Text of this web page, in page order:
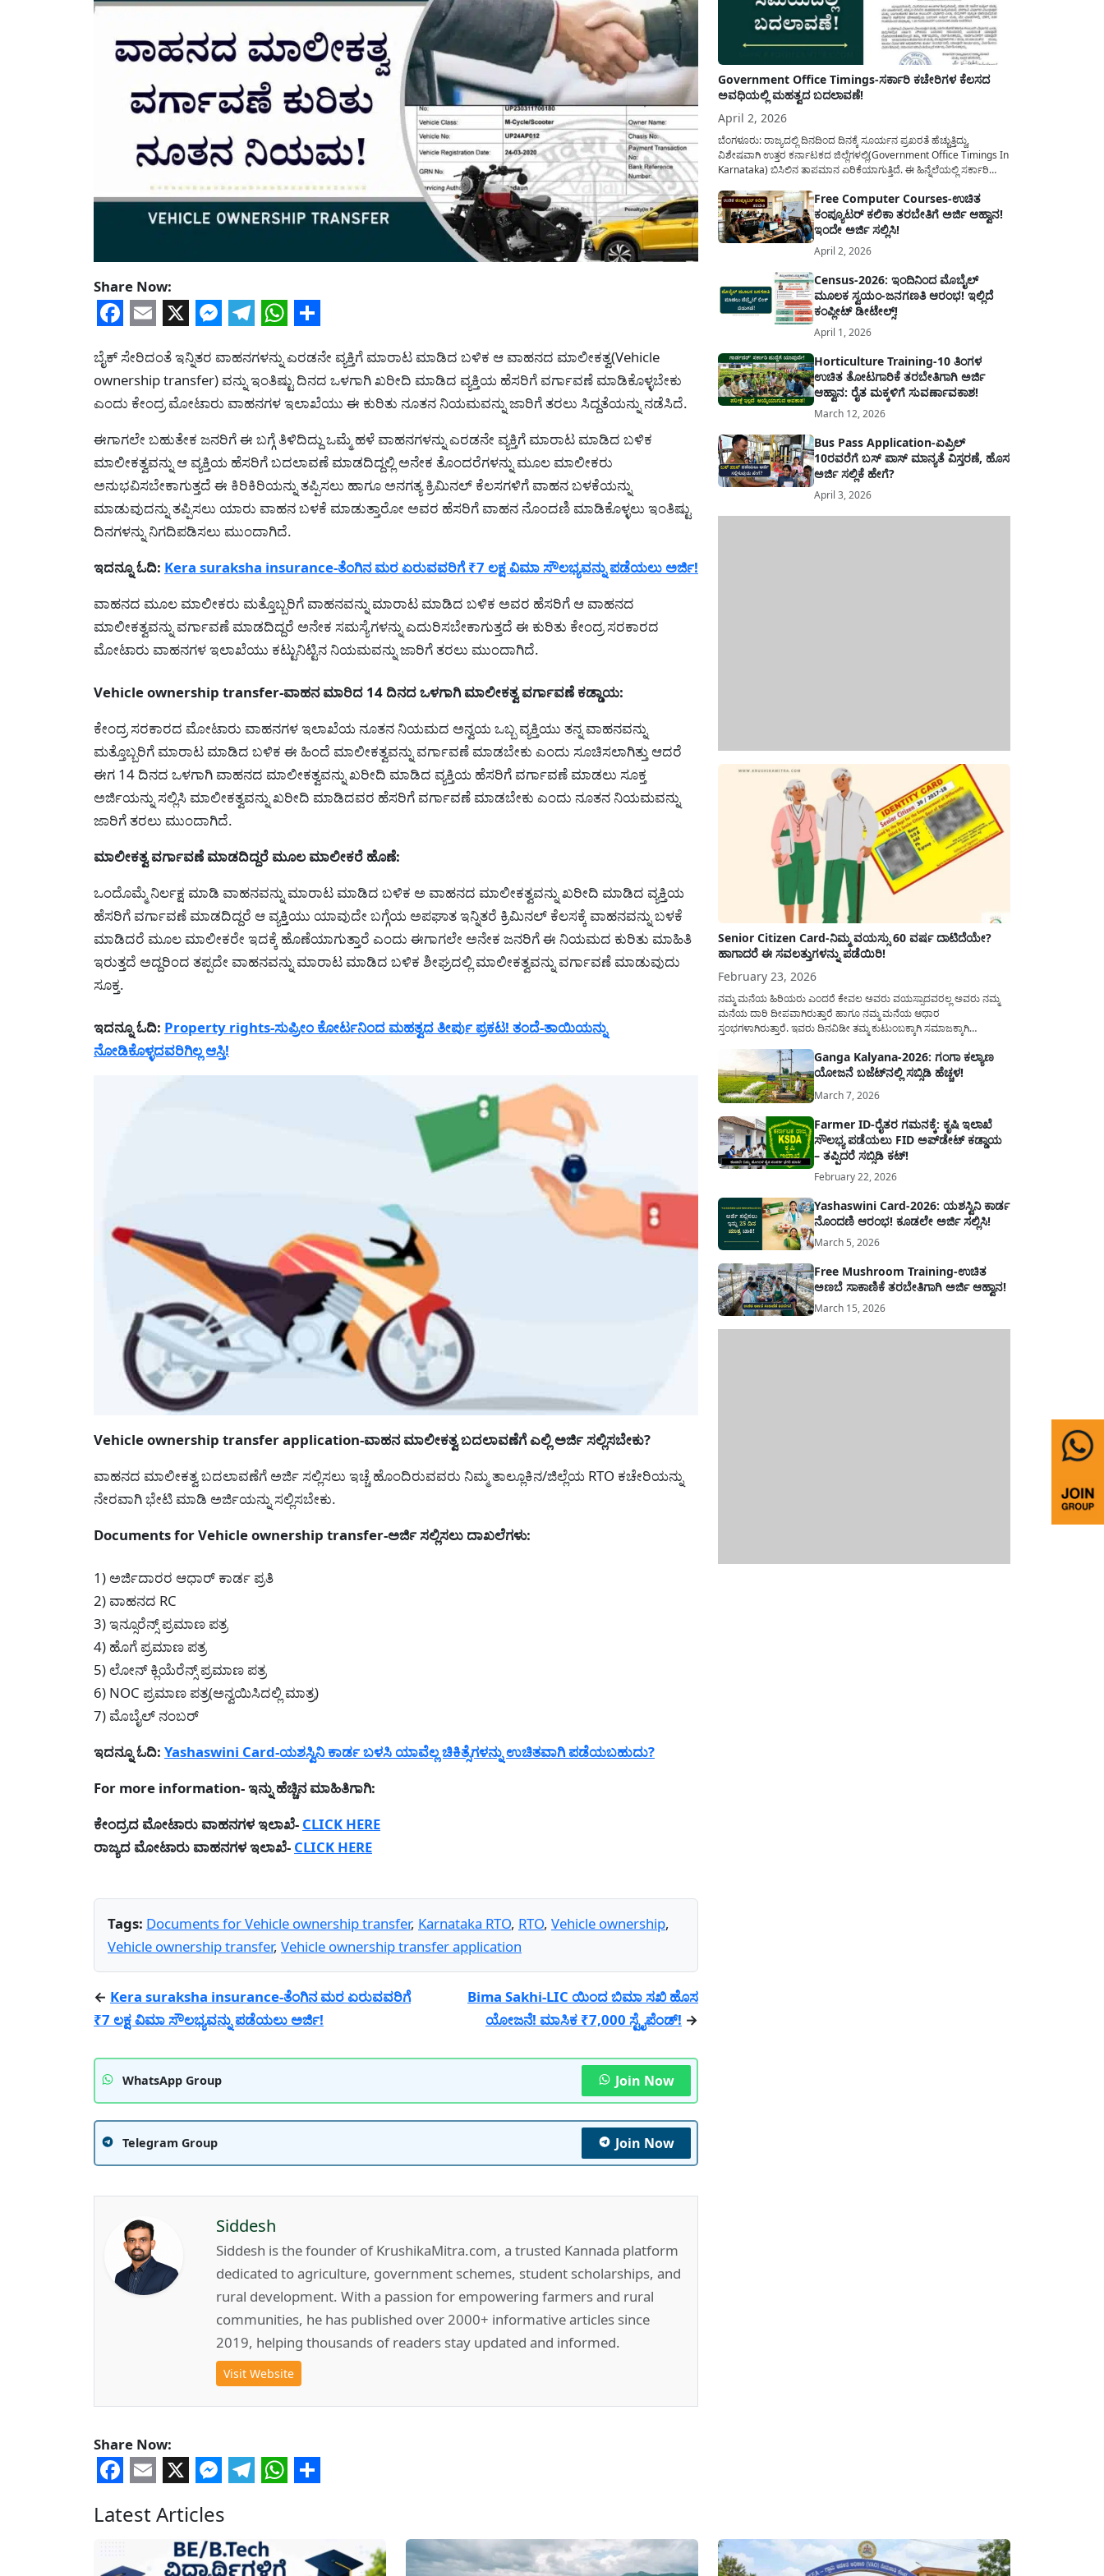
Share Now:
ಬೈಕ್ ಸೇರಿದಂತೆ ಇನ್ನಿತರ ವಾಹನಗಳನ್ನು ಎರಡನೇ ವ್ಯಕ್ತಿಗೆ ಮಾರಾಟ ಮಾಡಿದ ಬಳಿಕ ಆ ವಾಹನದ ಮಾಲೀಕತ್ವ(Vehicle
ownership transfer) ವನ್ನು ಇಂತಿಷ್ಟು ದಿನದ ಒಳಗಾಗಿ ಖರೀದಿ ಮಾಡಿದ ವ್ಯಕ್ತಿಯ ಹೆಸರಿಗೆ ವರ್ಗಾವಣೆ ಮಾಡಿಕೊಳ್ಳಬೇಕು
ಎಂದು ಕೇಂದ್ರ ಮೋಟಾರು ವಾಹನಗಳ ಇಲಾಖೆಯು ಈ ಕುರಿತು ನೂತನ ನಿಯಮವನ್ನು ಜಾರಿಗೆ ತರಲು ಸಿದ್ದತೆಯನ್ನು ನಡೆಸಿದೆ.
ಈಗಾಗಲೇ ಬಹುತೇಕ ಜನರಿಗೆ ಈ ಬಗ್ಗೆ ತಿಳಿದಿದ್ದು ಒಮ್ಮೆ ಹಳೆ ವಾಹನಗಳನ್ನು ಎರಡನೇ ವ್ಯಕ್ತಿಗೆ ಮಾರಾಟ ಮಾಡಿದ ಬಳಿಕ
ಮಾಲೀಕತ್ವವನ್ನು ಆ ವ್ಯಕ್ತಿಯ ಹೆಸರಿಗೆ ಬದಲಾವಣೆ ಮಾಡದಿದ್ದಲ್ಲಿ ಅನೇಕ ತೊಂದರೆಗಳನ್ನು ಮೂಲ ಮಾಲೀಕರು
ಅನುಭವಿಸಬೇಕಾಗುತ್ತದೆ ಈ ಕಿರಿಕಿರಿಯನ್ನು ತಪ್ಪಿಸಲು ಹಾಗೂ ಅನಗತ್ಯ ಕ್ರಿಮಿನಲ್ ಕೆಲಸಗಳಿಗೆ ವಾಹನ ಬಳಕೆಯನ್ನು
ಮಾಡುವುದನ್ನು ತಪ್ಪಿಸಲು ಯಾರು ವಾಹನ ಬಳಕೆ ಮಾಡುತ್ತಾರೋ ಅವರ ಹೆಸರಿಗೆ ವಾಹನ ನೊಂದಣಿ ಮಾಡಿಕೊಳ್ಳಲು ಇಂತಿಷ್ಟು
ದಿನಗಳನ್ನು ನಿಗದಿಪಡಿಸಲು ಮುಂದಾಗಿದೆ.
ಇದನ್ನೂ ಓದಿ: Kera suraksha insurance-ತೆಂಗಿನ ಮರ ಏರುವವರಿಗೆ ₹7 ಲಕ್ಷ ವಿಮಾ ಸೌಲಭ್ಯವನ್ನು ಪಡೆಯಲು ಅರ್ಜಿ!
ವಾಹನದ ಮೂಲ ಮಾಲೀಕರು ಮತ್ತೊಬ್ಬರಿಗೆ ವಾಹನವನ್ನು ಮಾರಾಟ ಮಾಡಿದ ಬಳಿಕ ಅವರ ಹೆಸರಿಗೆ ಆ ವಾಹನದ
ಮಾಲೀಕತ್ವವನ್ನು ವರ್ಗಾವಣೆ ಮಾಡದಿದ್ದರೆ ಅನೇಕ ಸಮಸ್ಯೆಗಳನ್ನು ಎದುರಿಸಬೇಕಾಗುತ್ತದೆ ಈ ಕುರಿತು ಕೇಂದ್ರ ಸರಕಾರದ
ಮೋಟಾರು ವಾಹನಗಳ ಇಲಾಖೆಯು ಕಟ್ಟುನಿಟ್ಟಿನ ನಿಯಮವನ್ನು ಜಾರಿಗೆ ತರಲು ಮುಂದಾಗಿದೆ.
Vehicle ownership transfer-ವಾಹನ ಮಾರಿದ 14 ದಿನದ ಒಳಗಾಗಿ ಮಾಲೀಕತ್ವ ವರ್ಗಾವಣೆ ಕಡ್ಡಾಯ:
ಕೇಂದ್ರ ಸರಕಾರದ ಮೋಟಾರು ವಾಹನಗಳ ಇಲಾಖೆಯ ನೂತನ ನಿಯಮದ ಅನ್ವಯ ಒಬ್ಬ ವ್ಯಕ್ತಿಯು ತನ್ನ ವಾಹನವನ್ನು
ಮತ್ತೊಬ್ಬರಿಗೆ ಮಾರಾಟ ಮಾಡಿದ ಬಳಿಕ ಈ ಹಿಂದೆ ಮಾಲೀಕತ್ವವನ್ನು ವರ್ಗಾವಣೆ ಮಾಡಬೇಕು ಎಂದು ಸೂಚಿಸಲಾಗಿತ್ತು ಆದರೆ
ಈಗ 14 ದಿನದ ಒಳಗಾಗಿ ವಾಹನದ ಮಾಲೀಕತ್ವವನ್ನು ಖರೀದಿ ಮಾಡಿದ ವ್ಯಕ್ತಿಯ ಹೆಸರಿಗೆ ವರ್ಗಾವಣೆ ಮಾಡಲು ಸೂಕ್ತ
ಅರ್ಜಿಯನ್ನು ಸಲ್ಲಿಸಿ ಮಾಲೀಕತ್ವವನ್ನು ಖರೀದಿ ಮಾಡಿದವರ ಹೆಸರಿಗೆ ವರ್ಗಾವಣೆ ಮಾಡಬೇಕು ಎಂದು ನೂತನ ನಿಯಮವನ್ನು
ಜಾರಿಗೆ ತರಲು ಮುಂದಾಗಿದೆ.
ಮಾಲೀಕತ್ವ ವರ್ಗಾವಣೆ ಮಾಡದಿದ್ದರೆ ಮೂಲ ಮಾಲೀಕರೆ ಹೊಣೆ:
ಒಂದೊಮ್ಮೆ ನಿರ್ಲಕ್ಷ ಮಾಡಿ ವಾಹನವನ್ನು ಮಾರಾಟ ಮಾಡಿದ ಬಳಿಕ ಅ ವಾಹನದ ಮಾಲೀಕತ್ವವನ್ನು ಖರೀದಿ ಮಾಡಿದ ವ್ಯಕ್ತಿಯ
ಹೆಸರಿಗೆ ವರ್ಗಾವಣೆ ಮಾಡದಿದ್ದರೆ ಆ ವ್ಯಕ್ತಿಯು ಯಾವುದೇ ಬಗ್ಗೆಯ ಅಪಘಾತ ಇನ್ನಿತರೆ ಕ್ರಿಮಿನಲ್ ಕೆಲಸಕ್ಕೆ ವಾಹನವನ್ನು ಬಳಕೆ
ಮಾಡಿದರೆ ಮೂಲ ಮಾಲೀಕರೇ ಇದಕ್ಕೆ ಹೊಣೆಯಾಗುತ್ತಾರೆ ಎಂದು ಈಗಾಗಲೇ ಅನೇಕ ಜನರಿಗೆ ಈ ನಿಯಮದ ಕುರಿತು ಮಾಹಿತಿ
ಇರುತ್ತದೆ ಅದ್ದರಿಂದ ತಪ್ಪದೇ ವಾಹನವನ್ನು ಮಾರಾಟ ಮಾಡಿದ ಬಳಿಕ ಶೀಘ್ರದಲ್ಲಿ ಮಾಲೀಕತ್ವವನ್ನು ವರ್ಗಾವಣೆ ಮಾಡುವುದು
ಸೂಕ್ತ.
ಇದನ್ನೂ ಓದಿ: Property rights-ಸುಪ್ರೀಂ ಕೋರ್ಟನಿಂದ ಮಹತ್ವದ ತೀರ್ಪು ಪ್ರಕಟ! ತಂದೆ-ತಾಯಿಯನ್ನು
ನೋಡಿಕೊಳ್ಳದವರಿಗಿಲ್ಲ ಆಸ್ತಿ!
Vehicle ownership transfer application-ವಾಹನ ಮಾಲೀಕತ್ವ ಬದಲಾವಣೆಗೆ ಎಲ್ಲಿ ಅರ್ಜಿ ಸಲ್ಲಿಸಬೇಕು?
ವಾಹನದ ಮಾಲೀಕತ್ವ ಬದಲಾವಣೆಗೆ ಅರ್ಜಿ ಸಲ್ಲಿಸಲು ಇಚ್ಚೆ ಹೊಂದಿರುವವರು ನಿಮ್ಮ ತಾಲ್ಲೂಕಿನ/ಜಿಲ್ಲೆಯ RTO ಕಚೇರಿಯನ್ನು
ನೇರವಾಗಿ ಭೇಟಿ ಮಾಡಿ ಅರ್ಜಿಯನ್ನು ಸಲ್ಲಿಸಬೇಕು.
Documents for Vehicle ownership transfer-ಅರ್ಜಿ ಸಲ್ಲಿಸಲು ದಾಖಲೆಗಳು:
1) ಅರ್ಜಿದಾರರ ಆಧಾರ್ ಕಾರ್ಡ ಪ್ರತಿ
2) ವಾಹನದ RC
3) ಇನ್ಸೂರೆನ್ಸ್ ಪ್ರಮಾಣ ಪತ್ರ
4) ಹೊಗೆ ಪ್ರಮಾಣ ಪತ್ರ
5) ಲೋನ್ ಕ್ಲಿಯೆರೆನ್ಸ್ ಪ್ರಮಾಣ ಪತ್ರ
6) NOC ಪ್ರಮಾಣ ಪತ್ರ(ಅನ್ವಯಿಸಿದಲ್ಲಿ ಮಾತ್ರ)
7) ಮೊಬೈಲ್ ನಂಬರ್
ಇದನ್ನೂ ಓದಿ: Yashaswini Card-ಯಶಸ್ವಿನಿ ಕಾರ್ಡ ಬಳಸಿ ಯಾವೆಲ್ಲ ಚಿಕಿತ್ಸೆಗಳನ್ನು ಉಚಿತವಾಗಿ ಪಡೆಯಬಹುದು?
For more information- ಇನ್ನು ಹೆಚ್ಚಿನ ಮಾಹಿತಿಗಾಗಿ:
ಕೇಂದ್ರದ ಮೋಟಾರು ವಾಹನಗಳ ಇಲಾಖೆ- CLICK HERE
ರಾಜ್ಯದ ಮೋಟಾರು ವಾಹನಗಳ ಇಲಾಖೆ- CLICK HERE
Tags: Documents for Vehicle ownership transfer, Karnataka RTO, RTO, Vehicle ownership,
Vehicle ownership transfer, Vehicle ownership transfer application
← Kera suraksha insurance-ತೆಂಗಿನ ಮರ ಏರುವವರಿಗೆ
₹7 ಲಕ್ಷ ವಿಮಾ ಸೌಲಭ್ಯವನ್ನು ಪಡೆಯಲು ಅರ್ಜಿ!
Bima Sakhi-LIC ಯಿಂದ ಬಿಮಾ ಸಖಿ ಹೊಸ
ಯೋಜನೆ! ಮಾಸಿಕ ₹7,000 ಸ್ಟೈಪೆಂಡ್! →
WhatsApp Group Join Now
Telegram Group Join Now
Siddesh
Siddesh is the founder of KrushikaMitra.com, a trusted Kannada platform
dedicated to agriculture, government schemes, student scholarships, and
rural development. With a passion for empowering farmers and rural
communities, he has published over 2000+ informative articles since
2019, helping thousands of readers stay updated and informed.
Visit Website
Share Now:
Government Office Timings-ಸರ್ಕಾರಿ ಕಚೇರಿಗಳ ಕೆಲಸದ
ಅವಧಿಯಲ್ಲಿ ಮಹತ್ವದ ಬದಲಾವಣೆ!
April 2, 2026
ಬೆಂಗಳೂರು: ರಾಜ್ಯದಲ್ಲಿ ದಿನದಿಂದ ದಿನಕ್ಕೆ ಸೂರ್ಯನ ಪ್ರಖರತೆ ಹೆಚ್ಚುತ್ತಿದ್ದು,
ವಿಶೇಷವಾಗಿ ಉತ್ತರ ಕರ್ನಾಟಕದ ಜಿಲ್ಲೆಗಳಲ್ಲಿ(Government Office Timings In
Karnataka) ಬಿಸಿಲಿನ ತಾಪಮಾನ ಏರಿಕೆಯಾಗುತ್ತಿದೆ. ಈ ಹಿನ್ನೆಲೆಯಲ್ಲಿ ಸರ್ಕಾರಿ
ಸರ್ಕಾರವು ಮಹತ್ವದ ನಿರ್ಧಾರವೊಂದನ್ನು ಕೈಗೊಂಡಿದೆ. ಕಿತ್ತೂರು ಕರ್ನಾಟಕ ಮತ್ತು
ಕಲ್ಯಾಣ ಕರ್ನಾಟಕದ ಒಟ್ಟು 9 ಜಿಲ್ಲೆಗಳಲ್ಲಿ ಏಪ್ರಿಲ್...
Free Computer Courses-ಉಚಿತ
ಕಂಪ್ಯೂಟರ್ ಕಲಿಕಾ ತರಬೇತಿಗೆ ಅರ್ಜಿ ಆಹ್ವಾನ!
ಇಂದೇ ಅರ್ಜಿ ಸಲ್ಲಿಸಿ!
April 2, 2026
Census-2026: ಇಂದಿನಿಂದ ಮೊಬೈಲ್
ಮೂಲಕ ಸ್ವಯಂ-ಜನಗಣತಿ ಆರಂಭ! ಇಲ್ಲಿದೆ
ಕಂಪ್ಲೀಟ್ ಡೀಟೇಲ್ಸ್!
April 1, 2026
Horticulture Training-10 ತಿಂಗಳ
ಉಚಿತ ತೋಟಗಾರಿಕೆ ತರಬೇತಿಗಾಗಿ ಅರ್ಜಿ
ಆಹ್ವಾನ: ರೈತ ಮಕ್ಕಳಿಗೆ ಸುವರ್ಣಾವಕಾಶ!
March 12, 2026
Bus Pass Application-ಏಪ್ರಿಲ್
10ರವರೆಗೆ ಬಸ್ ಪಾಸ್ ಮಾನ್ಯತೆ ವಿಸ್ತರಣೆ, ಹೊಸ
ಅರ್ಜಿ ಸಲ್ಲಿಕೆ ಹೇಗೆ?
April 3, 2026
Senior Citizen Card-ನಿಮ್ಮ ವಯಸ್ಸು 60 ವರ್ಷ ದಾಟಿದೆಯೇ?
ಹಾಗಾದರೆ ಈ ಸವಲತ್ತುಗಳನ್ನು ಪಡೆಯಿರಿ!
February 23, 2026
ನಮ್ಮ ಮನೆಯ ಹಿರಿಯರು ಎಂದರೆ ಕೇವಲ ಅವರು ವಯಸ್ಸಾದವರಲ್ಲ ಅವರು ನಮ್ಮ
ಮನೆಯ ದಾರಿ ದೀಪವಾಗಿರುತ್ತಾರೆ ಹಾಗೂ ನಮ್ಮ ಮನೆಯ ಆಧಾರ
ಸ್ತಂಭಗಳಾಗಿರುತ್ತಾರೆ. ಇವರು ದಿನವಿಡೀ ತಮ್ಮ ಕುಟುಂಬಕ್ಕಾಗಿ ಸಮಾಜಕ್ಕಾಗಿ
ನೆಮ್ಮದಿಯಿಂದ ಕಳೆಯಬೇಕೆಂಬುದು ಪ್ರತಿಯೊಬ್ಬರ ಕನಸಾಗಿರುತ್ತದೆ ಆದ್ದರಿಂದ
ಸರ್ಕಾರವು ಹಿರಿಯ ನಾಗರಿಕರ ಗುರುತಿನ ಚೀಟಿ...
Ganga Kalyana-2026: ಗಂಗಾ ಕಲ್ಯಾಣ
ಯೋಜನೆ ಬಜೆಟ್‌ನಲ್ಲಿ ಸಬ್ಸಿಡಿ ಹೆಚ್ಚಳ!
March 7, 2026
Farmer ID-ರೈತರ ಗಮನಕ್ಕೆ: ಕೃಷಿ ಇಲಾಖೆ
ಸೌಲಭ್ಯ ಪಡೆಯಲು FID ಅಪ್‌ಡೇಟ್ ಕಡ್ಡಾಯ
– ತಪ್ಪಿದರೆ ಸಬ್ಸಿಡಿ ಕಟ್!
February 22, 2026
Yashaswini Card-2026: ಯಶಸ್ವಿನಿ ಕಾರ್ಡ
ನೊಂದಣಿ ಆರಂಭ! ಕೂಡಲೇ ಅರ್ಜಿ ಸಲ್ಲಿಸಿ!
March 5, 2026
Free Mushroom Training-ಉಚಿತ
ಅಣಬೆ ಸಾಕಾಣಿಕೆ ತರಬೇತಿಗಾಗಿ ಅರ್ಜಿ ಆಹ್ವಾನ!
March 15, 2026
Latest Articles